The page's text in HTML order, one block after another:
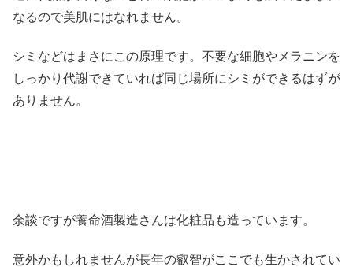
なるので美肌にはなれません。
シミなどはまさにこの原理です。不要な細胞やメラニンを
しっかり代謝できていれば同じ場所にシミができるはずが
ありません。
余談ですが養命酒製造さんは化粧品も造っています。
意外かもしれませんが長年の叡智がここでも生かされてい